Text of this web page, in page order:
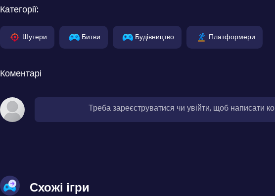
Категорії:
Шутери Битви Будівництво Платформери
Коментарі
Треба зареєструватися чи увійти, щоб написати
Схожі ігри